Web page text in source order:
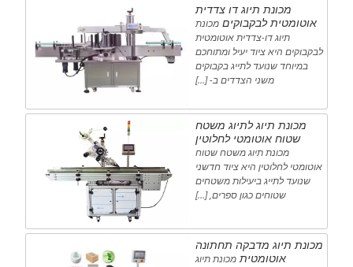
מכונת תיוג דו צדדית
אוטומטית לבקבוקים מכונת
תיוג דו-צדדית אוטומטית
לבקבוקים היא ציוד יעיל ומתוחכם
במיוחד שנועד לתייג בקבוקים
משני הצדדים ב- […]
מכונת תיוג לתיוג משטח
שטוח אוטומטי לחלוטין
מכונת תיוג משטח שטוח
אוטומטי לחלוטין היא ציוד חדשני
שנועד לתייג ביעילות משטחים
שטוחים כגון ספרים, […]
מכונת תיוג מדבקה תחתונה
אוטומטית מכונת תיוג